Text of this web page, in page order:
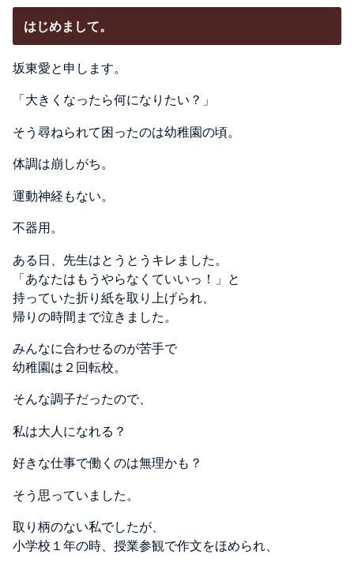
はじめまして。
坂東愛と申します。
「大きくなったら何になりたい？」
そう尋ねられて困ったのは幼稚園の頃。
体調は崩しがち。
運動神経もない。
不器用。
ある日、先生はとうとうキレました。
「あなたはもうやらなくていいっ！」と
持っていた折り紙を取り上げられ、
帰りの時間まで泣きました。
みんなに合わせるのが苦手で
幼稚園は２回転校。
そんな調子だったので、
私は大人になれる？
好きな仕事で働くのは無理かも？
そう思っていました。
取り柄のない私でしたが、
小学校１年の時、授業参観で作文をほめられ、